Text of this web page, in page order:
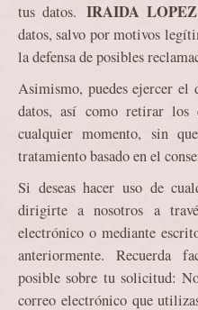
tus datos. IRAIDA
datos, salvo por motivos
la defensa de posibles
Asimismo, puedes ejercer el
datos, así como retirar los
cualquier momento, sin
tratamiento basado en el
Si deseas hacer uso de
dirigirte a nosotros a
electrónico o mediante
anteriormente. Recuerda
posible sobre tu solicitud:
correo electrónico que